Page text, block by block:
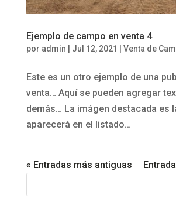
Ejemplo de campo en venta 4
por admin Jul 12, 2021 Venta de
Este es un otro ejemplo de una
venta… Aquí se pueden agregar
demás… La imágen destacada es
aparecerá en el listado…
« Entradas más antiguas